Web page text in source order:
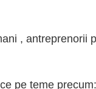
, antreprenorii
pe teme